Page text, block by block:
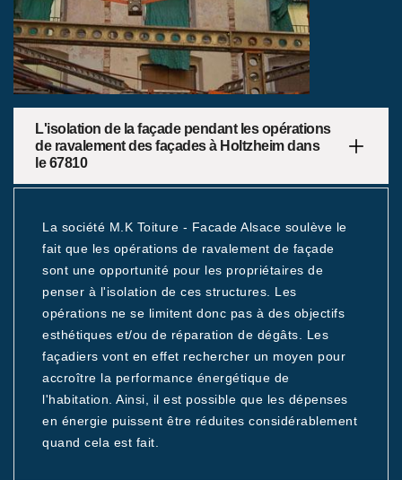
L'isolation de la façade pendant les opérations
de ravalement des façades à Holtzheim dans
le 67810
La société M.K Toiture - Facade Alsace soulève le
fait que les opérations de ravalement de façade
sont une opportunité pour les propriétaires de
penser à l'isolation de ces structures. Les
opérations ne se limitent donc pas à des objectifs
esthétiques et/ou de réparation de dégâts. Les
façadiers vont en effet rechercher un moyen pour
accroître la performance énergétique de
l'habitation. Ainsi, il est possible que les dépenses
en énergie puissent être réduites considérablement
quand cela est fait.